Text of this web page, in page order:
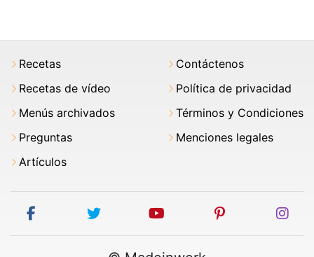
Recetas
Recetas de vídeo
Menús archivados
Preguntas
Artículos
Contáctenos
Política de privacidad
Términos y Condiciones
Menciones legales
facebook twitter youtube pinterest